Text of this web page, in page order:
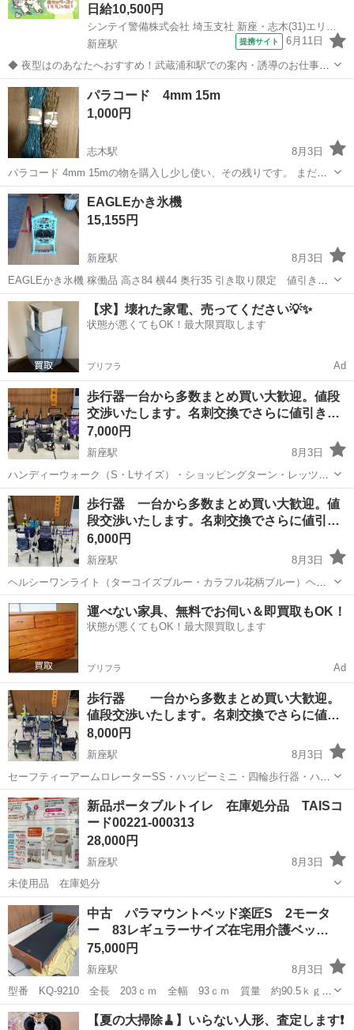
日給10,500円
新座駅
提携サイト 6月11日
◆ 夜型はのあなたへおすすめ！武蔵浦和駅での案内・誘導のお仕事★
◆ 大型夜勤の大募集！ 「武蔵浦和駅」での工事現場で 案内・誘導の
お仕事です！ 未経験から日給11,000円～★ ＼＼ 働き方は自分で決め
る時代です！ ／...
埼玉 新座市
パラコード 4mm 15m
1,000円
志木駅
8月3日
パラコード 4mm 15mの物を購入し少し使い、その残りです。 まだま
だ使っていただけると思います！
埼玉 新座市 その他
EAGLEかき氷機
15,155円
新座駅
8月3日
EAGLEかき氷機 稼働品 高さ84 横44 奥行35 引き取り限定 値引きし
てます。
埼玉 新座市 新座駅 その他 かき氷
【求】壊れた家電、売ってください💡✨
状態が悪くてもOK！最大限買取します
プリフラ Ad
歩行器一台から多数まとめ買い大歓迎。値段
交渉いたします。名刺交換でさらに値引き…
7,000円
新座駅
8月3日
ハンディーウォーク（S・Lサイズ）・ショッピングターン・レッツゴ
ーミニ・リトルターン（ロータイプ・ハイタイプ）・コンパル抑速ブ
レーキ・ピウプレストマム（ネイビー・花柄） 同じ商品で複数用意で
きます。
埼玉 新座市 新座駅 その他 レッツゴー
歩行器 一台から多数まとめ買い大歓迎。値
段交渉いたします。名刺交換でさらに値引…
6,000円
新座駅
8月3日
ヘルシーワンライト（ターコイズブルー・カラフル花柄ブルー）ヘル
シーワンW・スライドフィット・セーフティーアーム・Mｇウォーカ
ー（Ｓ・Ｍサイズ）
埼玉 新座市 新座駅 その他 花柄
運べない家具、無料でお伺い＆即買取もOK！
状態が悪くてもOK！最大限買取します
プリフラ Ad
歩行器 一台から多数まとめ買い大歓迎。
値段交渉いたします。名刺交換でさらに値…
8,000円
新座駅
8月3日
セーフティーアームロレーターSS・ハッピーミニ・四輪歩行器・ハッ
ピーⅡNB・オパル2000・レッツフライ・ミケーレ・歩行車トライリン
ク
埼玉 新座市 新座駅 その他 ハッピーミニ
新品ポータブルトイレ 在庫処分品 TAISコ
ード00221-000313
28,000円
新座駅
8月3日
未使用品 在庫処分
埼玉 新座市 新座駅 その他 ポータブルトイレ
中古 パラマウントベッド楽匠S 2モータ
ー 83レギュラーサイズ在宅用介護ベッ…
75,000円
新座駅
8月3日
型番 KQ-9210 全長 203ｃｍ 全幅 93ｃｍ 質量 約90.5ｋｇ
垂直昇降 販売・・・本体＋サイドレール2本＋マットレス 洗浄メン
テナス済み。配送・組み立てを希望する方は、別途 15,000円頂きま
埼玉 新座市 新座駅 その他 楽匠
【夏の大掃除🧹】いらない人形、査定します❗️